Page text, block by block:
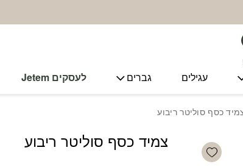
עגילים גברים לעסקים Jetem
כסף סוליטר ריבוע
צמיד כסף סוליטר ריבועAdd wishlist